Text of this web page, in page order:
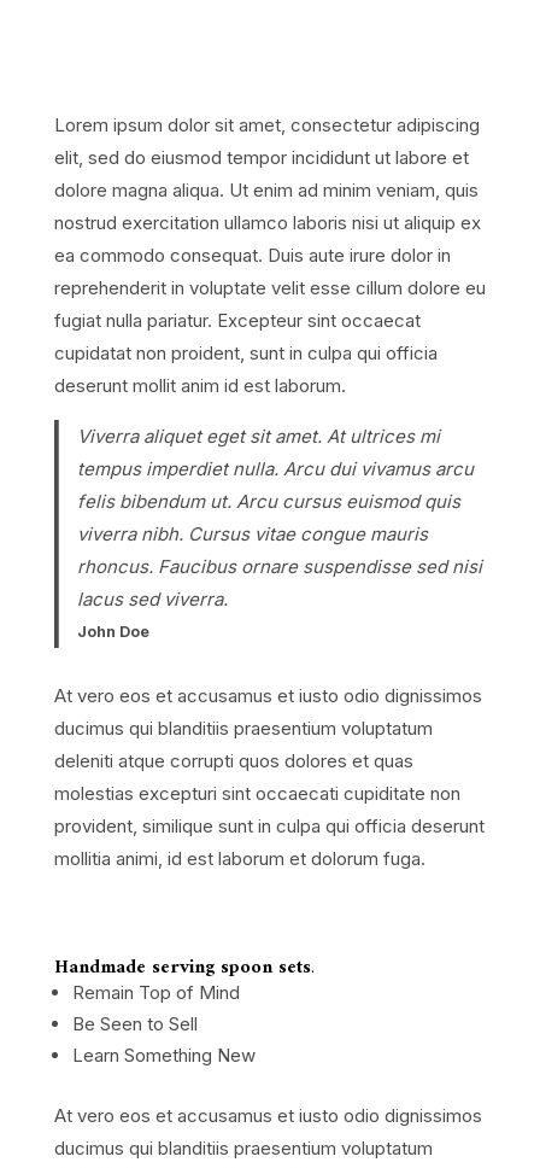
Lorem ipsum dolor sit amet, consectetur adipiscing
elit, sed do eiusmod tempor incididunt ut labore et
dolore magna aliqua. Ut enim ad minim veniam, quis
nostrud exercitation ullamco laboris nisi ut aliquip ex
ea commodo consequat. Duis aute irure dolor in
reprehenderit in voluptate velit esse cillum dolore eu
fugiat nulla pariatur. Excepteur sint occaecat
cupidatat non proident, sunt in culpa qui officia
deserunt mollit anim id est laborum.
Viverra aliquet eget sit amet. At ultrices mi
tempus imperdiet nulla. Arcu dui vivamus arcu
felis bibendum ut. Arcu cursus euismod quis
viverra nibh. Cursus vitae congue mauris
rhoncus. Faucibus ornare suspendisse sed nisi
lacus sed viverra.
John Doe
At vero eos et accusamus et iusto odio dignissimos
ducimus qui blanditiis praesentium voluptatum
deleniti atque corrupti quos dolores et quas
molestias excepturi sint occaecati cupiditate non
provident, similique sunt in culpa qui officia deserunt
mollitia animi, id est laborum et dolorum fuga.
Handmade serving spoon sets.
Remain Top of Mind
Be Seen to Sell
Learn Something New
At vero eos et accusamus et iusto odio dignissimos
ducimus qui blanditiis praesentium voluptatum